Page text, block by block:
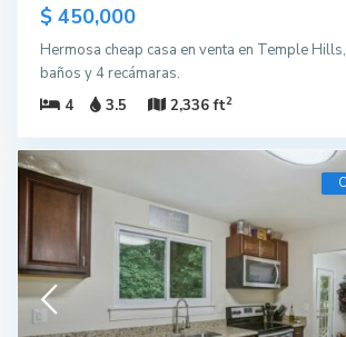
$ 450,000
Hermosa cheap casa en venta en Temple
baños y 4 recámaras.
4
3.5 2,336 ft2